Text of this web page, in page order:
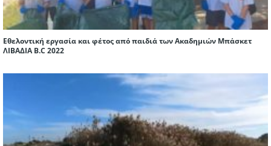
Εθελοντική εργασία και φέτος από παιδιά των Ακαδημιών Μπάσκετ
ΛΙΒΑΔΙΑ Β.C 2022